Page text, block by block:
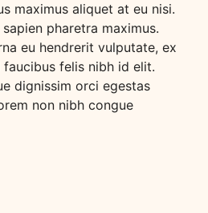
maximus aliquet at eu nisi.
pharetra maximus.
eu hendrerit vulputate, ex
felis nibh id elit.
dignissim orci egestas
non nibh congue